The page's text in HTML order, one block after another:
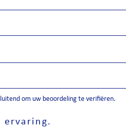
om uw beoordeling te verifiëren.
ervaring.